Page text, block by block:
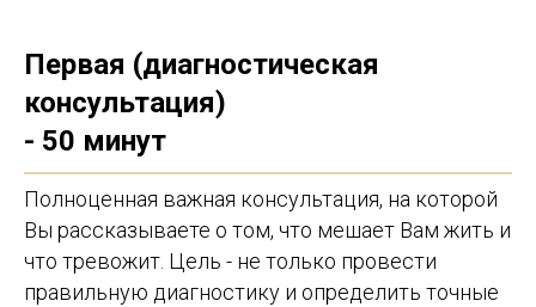
Первая (диагностическая
консультация)
- 50 минут
Полноценная важная консультация, на которой
Вы рассказываете о том, что мешает Вам жить и
что тревожит. Цель - не только провести
правильную диагностику и определить точные